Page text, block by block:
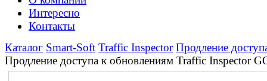
Интересно
Контакты
Каталог Smart-Soft Traffic Inspector Продление
Продление доступа к обновлениям Traffic Inspector